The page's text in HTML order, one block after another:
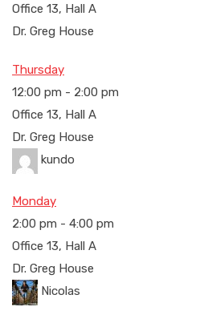
Office 13, Hall A
Dr. Greg House
Thursday
12:00 pm - 2:00 pm
Office 13, Hall A
Dr. Greg House
kundo
Monday
2:00 pm - 4:00 pm
Office 13, Hall A
Dr. Greg House
Nicolas